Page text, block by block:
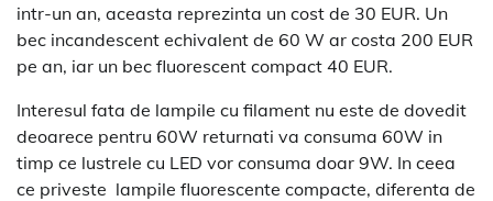
intr-un an, aceasta reprezinta un cost de 30 EUR. Un
bec incandescent echivalent de 60 W ar costa 200 EUR
pe an, iar un bec fluorescent compact 40 EUR.
Interesul fata de lampile cu filament nu este de dovedit
deoarece pentru 60W returnati va consuma 60W in
timp ce lustrele cu LED vor consuma doar 9W. In ceea
ce priveste lampile fluorescente compacte, diferenta de